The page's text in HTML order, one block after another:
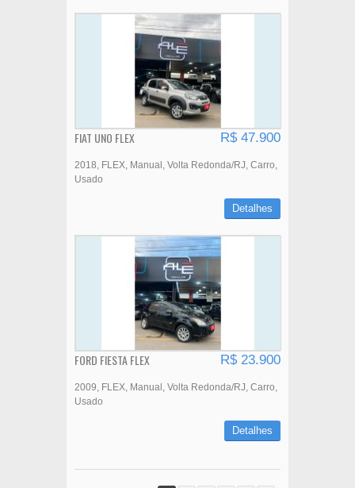
FIAT UNO FLEX R$ 47.900
2018 FLEX Manual Volta Redonda/RJ Carro
Usado
Detalhes
FORD FIESTA FLEX R$ 23.900
2009 FLEX Manual Volta Redonda/RJ Carro
Usado
Detalhes